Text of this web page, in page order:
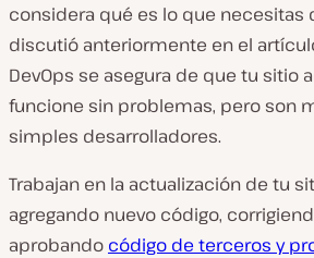
considera qué es lo que necesitas
discutió anteriormente en el
DevOps se asegura de que tu sitio
funcione sin problemas, pero son
simples desarrolladores.
Trabajan en la actualización de tu
agregando nuevo código,
aprobando código de terceros y